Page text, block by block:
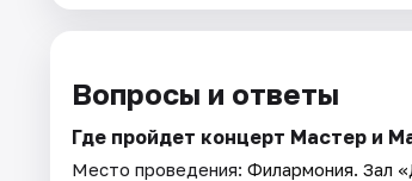
Вопросы и ответы
Где пройдет концерт Мастер и
Место проведения: Филармония. Зал